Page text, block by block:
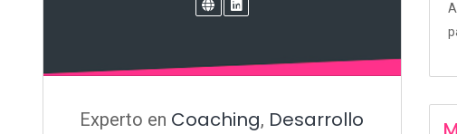
Experto en Coaching, Desarrollo